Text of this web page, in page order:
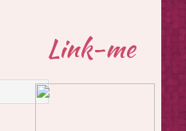
Link-me